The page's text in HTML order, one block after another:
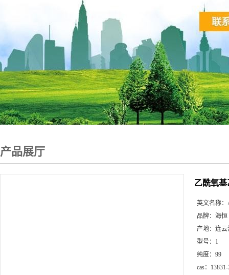
产品展厅
乙酰氧
英文名称：
品牌： 海恒
产地： 连云
型号： 1
纯度： 99
cas：